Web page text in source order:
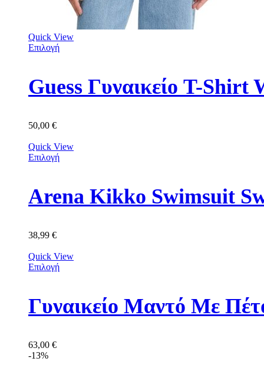
Quick View
Επιλογή
Guess Γυναικείο T-
50,00 €
Quick View
Επιλογή
Arena Kikko Swimsuit
38,99 €
Quick View
Επιλογή
Γυναικείο Μαντό Με
63,00 €
-13%